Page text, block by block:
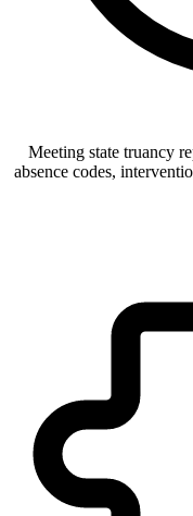
Meeting state truancy
absence codes,